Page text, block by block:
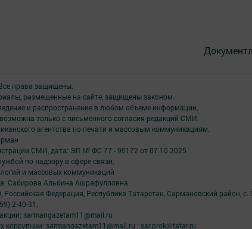
права защищены.
размещенные на сайте, защищены законом.
и распространение в любом объеме информации,
только с письменного согласия редакций СМИ.
агентства по печати и массовым коммуникациям.
СМИ, дата: ЭЛ № ФС 77 - 90172 от 07.10.2025
по надзору в сфере связи,
и массовых коммуникаций
Сабирова Альбина Ашрафулловна
Российская Федерация, Республика Татарстан, Сармановский район,
2-40-31;
sarmangazetam11@mail.ru
sarmangazetam11@mail.ru ; sar.prok@tatar.ru.